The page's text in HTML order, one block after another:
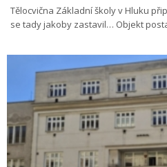
Tělocvična Základní školy v Hluku
se tady jakoby zastavil… Objekt